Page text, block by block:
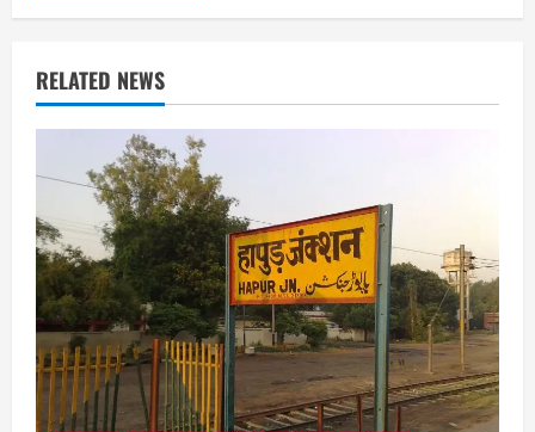
RELATED NEWS